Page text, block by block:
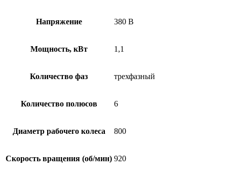
Напряжение 380 В
Мощность, кВт 1,1
Количество фаз трехфазный
Количество полюсов 6
Диаметр рабочего колеса 800
Скорость вращения (об/мин) 920